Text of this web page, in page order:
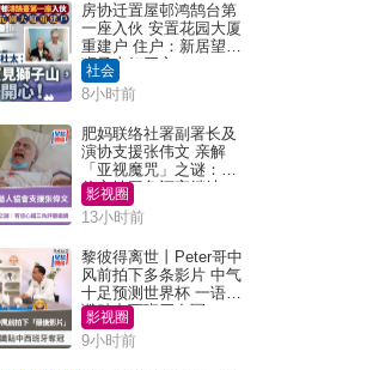
房协迁置屋邨鸿鹄台第
一座入伙 安置花园大厦
重建户 住户：新居望见
狮子山好开心！
社会
8小时前
肥妈联络社署副署长及
演协支援张伟文 亲解
「亚视魔咒」之谜：有
信心铁三角评审继续
影视圈
13小时前
黎彼得离世丨Peter哥中
风前拍下多条影片 中气
十足预测世界杯 一语成
谶贴中西班牙夺冠
影视圈
9小时前